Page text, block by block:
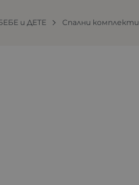
и ДЕТЕ Спални комплекти